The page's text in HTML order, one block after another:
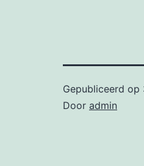
Gepubliceerd op
Door admin